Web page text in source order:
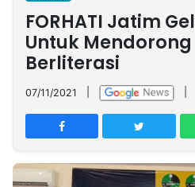
Nasional
International
Olahraga
Entertainment
Daerah
Pariwisata
Kuliner
Kolom
Network
PT
TREETAN
INDONESIA
FORHATI Jatim
Untuk
Berliterasi
07/11/2021